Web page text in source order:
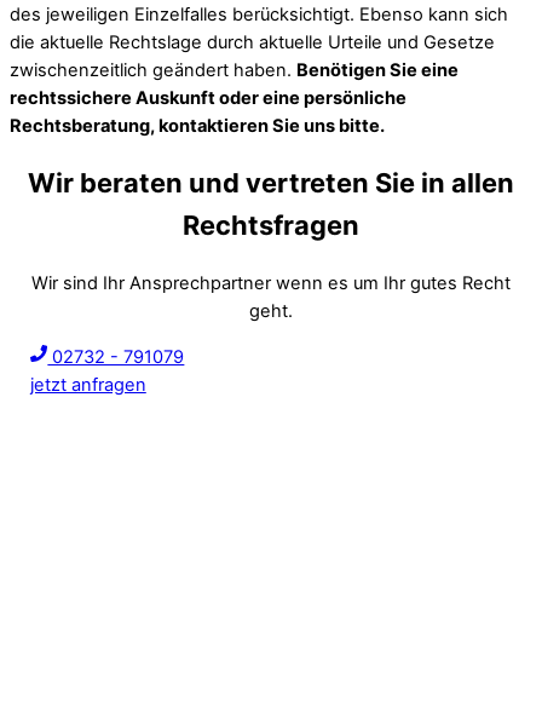
des jeweiligen Einzelfalles berücksichtigt. Ebenso kann sich
die aktuelle Rechtslage durch aktuelle Urteile und Gesetze
zwischenzeitlich geändert haben. Benötigen Sie eine
rechtssichere Auskunft oder eine persönliche
Rechtsberatung, kontaktieren Sie uns bitte.
Wir beraten und vertreten Sie in allen
Rechtsfragen
Wir sind Ihr Ansprechpartner wenn es um Ihr gutes Recht
geht.
02732 - 791079
jetzt anfragen